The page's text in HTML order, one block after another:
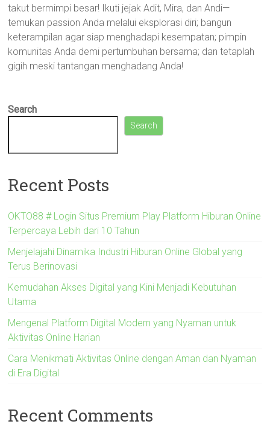
takut bermimpi besar! Ikuti jejak Adit, Mira, dan Andi—
temukan passion Anda melalui eksplorasi diri; bangun
keterampilan agar siap menghadapi kesempatan; pimpin
komunitas Anda demi pertumbuhan bersama; dan tetaplah
gigih meski tantangan menghadang Anda!
Search
Search
Recent Posts
OKTO88 # Login Situs Premium Play Platform Hiburan Online
Terpercaya Lebih dari 10 Tahun
Menjelajahi Dinamika Industri Hiburan Online Global yang
Terus Berinovasi
Kemudahan Akses Digital yang Kini Menjadi Kebutuhan
Utama
Mengenal Platform Digital Modern yang Nyaman untuk
Aktivitas Online Harian
Cara Menikmati Aktivitas Online dengan Aman dan Nyaman
di Era Digital
Recent Comments